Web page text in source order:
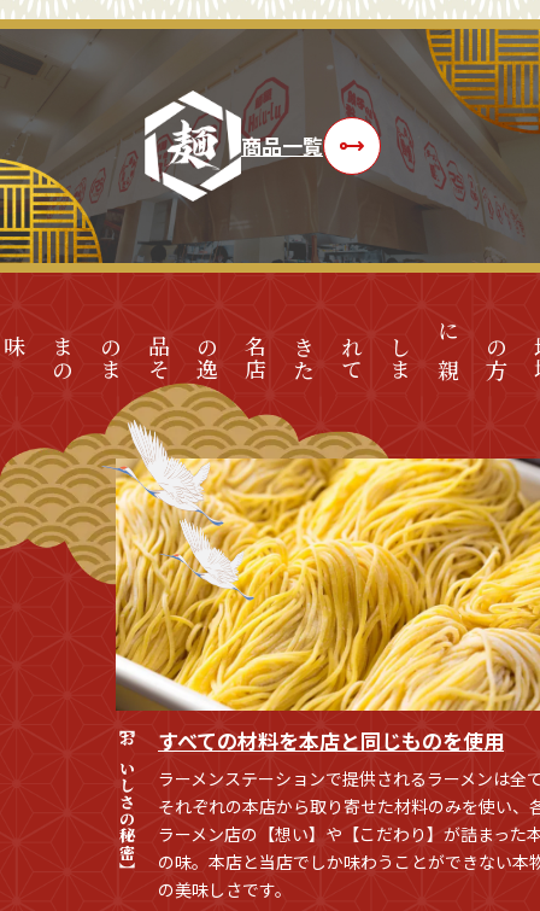
商品一覧
た
名
店
の
逸
品
そ
の
ま
ま
の
味を
【おいしさの秘密】 すべての材料を本店と同じものを使用
ラーメンステーションで提供されるラーメンは全
それぞれの本店から取り寄せた材料のみを使い、
ラーメン店の【想い】や【こだわり】が詰まった
の味。本店と当店でしか味わうことができない本
の美味しさです。